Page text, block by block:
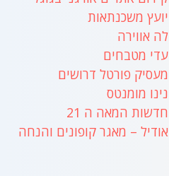
יועץ משכנתאות
לה אווירה
עדי מטבחים
מעסיק פורטל דרושים
נינו מומנטס
חדשות המאה ה 21
אודיל – מאגר קופונים והנחה